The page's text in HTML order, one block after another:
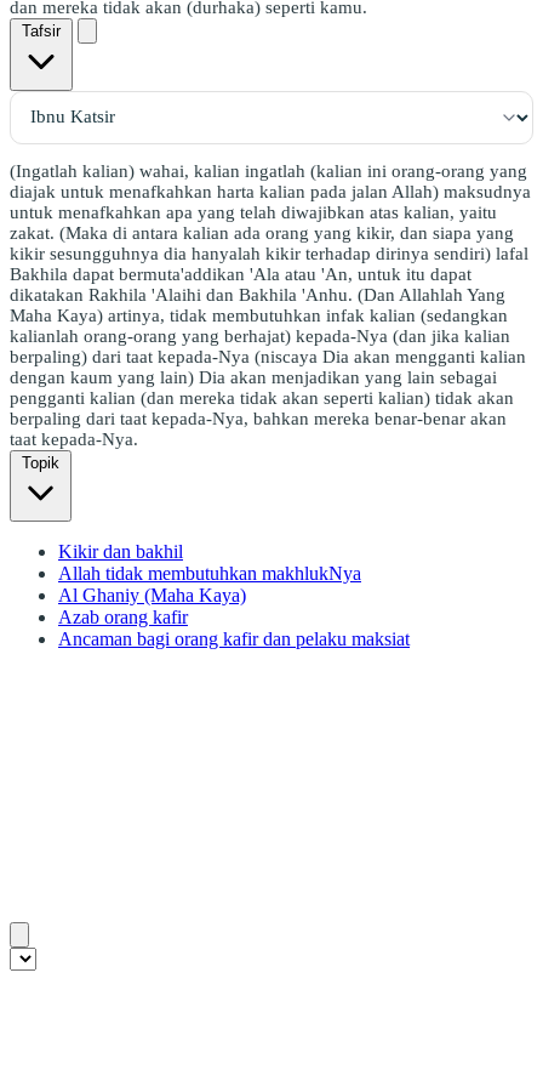
dan mereka tidak akan (durhaka) seperti kamu.
Tafsir
(Ingatlah kalian) wahai, kalian ingatlah (kalian ini orang-orang yang
diajak untuk menafkahkan harta kalian pada jalan Allah) maksudnya
untuk menafkahkan apa yang telah diwajibkan atas kalian, yaitu
zakat. (Maka di antara kalian ada orang yang kikir, dan siapa yang
kikir sesungguhnya dia hanyalah kikir terhadap dirinya sendiri) lafal
Bakhila dapat bermuta'addikan 'Ala atau 'An, untuk itu dapat
dikatakan Rakhila 'Alaihi dan Bakhila 'Anhu. (Dan Allahlah Yang
Maha Kaya) artinya, tidak membutuhkan infak kalian (sedangkan
kalianlah orang-orang yang berhajat) kepada-Nya (dan jika kalian
berpaling) dari taat kepada-Nya (niscaya Dia akan mengganti kalian
dengan kaum yang lain) Dia akan menjadikan yang lain sebagai
pengganti kalian (dan mereka tidak akan seperti kalian) tidak akan
berpaling dari taat kepada-Nya, bahkan mereka benar-benar akan
taat kepada-Nya.
Topik
Kikir dan bakhil
Allah tidak membutuhkan makhlukNya
Al Ghaniy (Maha Kaya)
Azab orang kafir
Ancaman bagi orang kafir dan pelaku maksiat